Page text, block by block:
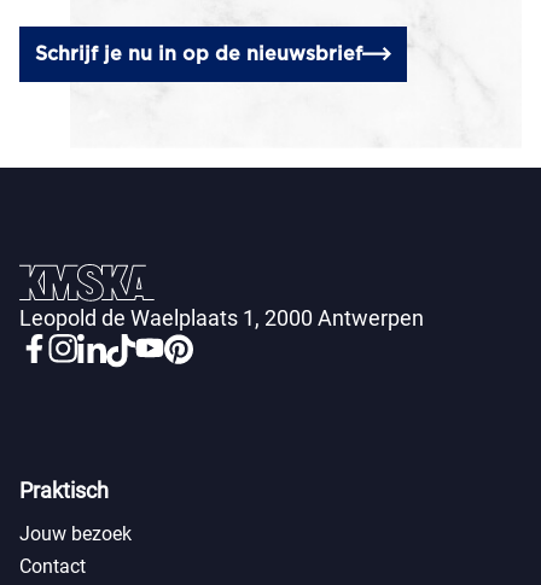
Schrijf je nu in op de nieuwsbrief
Leopold de Waelplaats 1, 2000 Antwerpen
Praktisch
Jouw bezoek
Contact